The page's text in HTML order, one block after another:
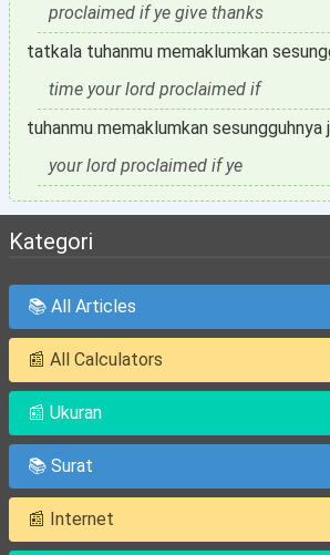
proclaimed if ye give thanks
tatkala tuhanmu memaklumkan
time your lord proclaimed if
tuhanmu memaklumkan sesungguhnya
your lord proclaimed if ye
Kategori
📚 All Articles
📰 All Calculators
📰 Ukuran
📚 Surat
📰 Internet